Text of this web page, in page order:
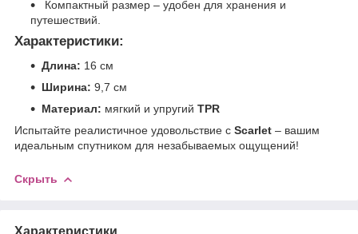
Компактный размер – удобен для хранения и
путешествий.
Характеристики:
Длина: 16 см
Ширина: 9,7 см
Материал: мягкий и упругий TPR
Испытайте реалистичное удовольствие с Scarlet – вашим
идеальным спутником для незабываемых ощущений!
Скрыть
Характеристики